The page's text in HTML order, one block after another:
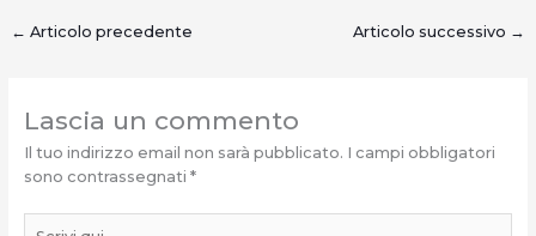
← Articolo precedente Articolo successivo →
Lascia un commento
Il tuo indirizzo email non sarà pubblicato. I campi obbligatori
sono contrassegnati *